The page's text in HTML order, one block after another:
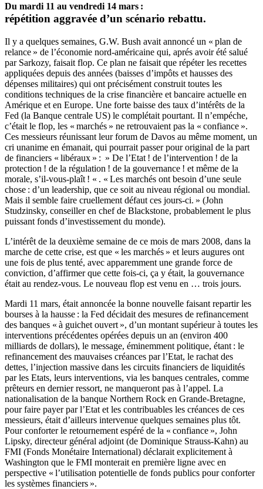
Du mardi 11 au vendredi 14 mars :
répétition aggravée d’un scénario rebattu.
Il y a quelques semaines, G.W. Bush avait annoncé un « plan de
relance » de l’économie nord-américaine qui, aprés avoir été salué
par Sarkozy, faisait flop. Ce plan ne faisait que répéter les recettes
appliquées depuis des années (baisses d’impôts et hausses des
dépenses militaires) qui ont précisément construit toutes les
conditions techniques de la crise financière et bancaire actuelle en
Amérique et en Europe. Une forte baisse des taux d’intérêts de la
Fed (la Banque centrale US) le complétait pourtant. Il n’empéche,
c’était le flop, les « marchés » ne retrouvaient pas la « confiance ».
Ces messieurs réunissant leur forum de Davos au même moment, un
cri unanime en émanait, qui pourrait passer pour original de la part
de financiers « libéraux » : » De l’Etat ! de l’intervention ! de la
protection ! de la régulation ! de la gouvernance ! et même de la
morale, s’il-vous-plaît ! « . « Les marchés ont besoin d’une seule
chose : d’un leadership, que ce soit au niveau régional ou mondial.
Mais il semble faire cruellement défaut ces jours-ci. » (John
Studzinsky, conseiller en chef de Blackstone, probablement le plus
puissant fonds d’investissement du monde).
L’intérêt de la deuxième semaine de ce mois de mars 2008, dans la
marche de cette crise, est que « les marchés » et leurs augures ont
une fois de plus tenté, avec apparemment une grande force de
conviction, d’affirmer que cette fois-ci, ça y était, la gouvernance
était au rendez-vous. Le nouveau flop est venu en … trois jours.
Mardi 11 mars, était annoncée la bonne nouvelle faisant repartir les
bourses à la hausse : la Fed décidait des mesures de refinancement
des banques « à guichet ouvert », d’un montant supérieur à toutes les
interventions précédentes opérées depuis un an (environ 400
milliards de dollars), le message, éminemment politique, étant : le
refinancement des mauvaises créances par l’Etat, le rachat des
dettes, l’injection massive dans les circuits financiers de liquidités
par les Etats, leurs interventions, via les banques centrales, comme
prêteurs en dernier ressort, ne manqueront pas à l’appel. La
nationalisation de la banque Northern Rock en Grande-Bretagne,
pour faire payer par l’Etat et les contribuables les créances de ces
messieurs, était d’ailleurs intervenue quelques semaines plus tôt.
Pour conforter le retournement espéré de la « confiance », John
Lipsky, directeur général adjoint (de Dominique Strauss-Kahn) au
FMI (Fonds Monétaire International) déclarait explicitement à
Washington que le FMI monterait en première ligne avec en
perspective « l’utilisation potentielle de fonds publics pour conforter
les systèmes financiers ».